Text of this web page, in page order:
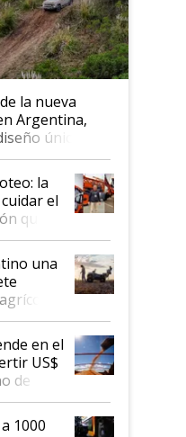
la nueva
Argentina,
único: a
la
el
que
una
apretar
en el
US$
de
1000